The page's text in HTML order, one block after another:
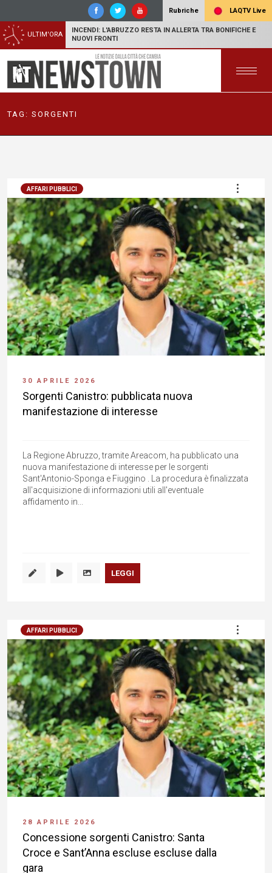
Rubriche LAQTV Live
ULTIM'ORA
INCENDI: L'ABRUZZO RESTA IN ALLERTA TRA BONIFICHE E
NUOVI FRONTI
TAG: SORGENTI
AFFARI PUBBLICI
30 APRILE 2026
Sorgenti Canistro: pubblicata nuova
manifestazione di interesse
La Regione Abruzzo, tramite Areacom, ha pubblicato una
nuova manifestazione di interesse per le sorgenti
Sant'Antonio-Sponga e Fiuggino . La procedura è finalizzata
all'acquisizione di informazioni utili all'eventuale
affidamento in...
LEGGI
AFFARI PUBBLICI
28 APRILE 2026
Concessione sorgenti Canistro: Santa
Croce e Sant’Anna escluse escluse dalla
gara